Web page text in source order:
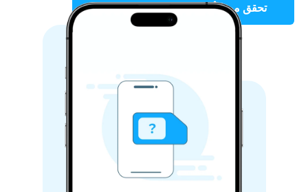
تحقق من الأجهزة المتوافقة مع eSIM